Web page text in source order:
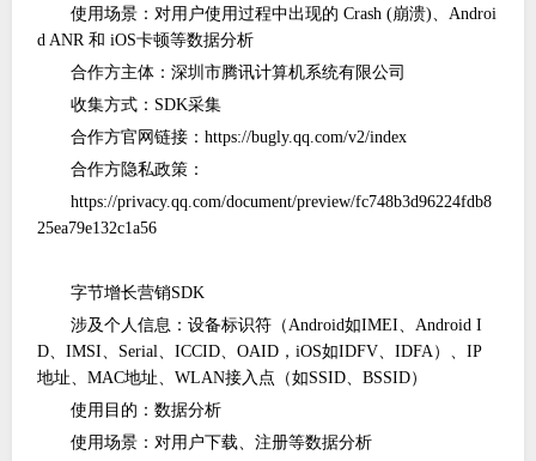
使用场景：对用户使用过程中出现的 Crash (崩溃)、Androi
d ANR 和 iOS卡顿等数据分析
合作方主体：深圳市腾讯计算机系统有限公司
收集方式： SDK采集
合作方官网链接：https://bugly.qq.com/v2/index
合作方隐私政策：
https://privacy.qq.com/document/preview/fc748b3d96224fdb8
25ea79e132c1a56
字节增长营销SDK
涉及个人信息：设备标识符（ Android如IMEI、Android I
D、IMSI、Serial、ICCID、OAID，iOS如IDFV、IDFA）、IP
地址、MAC地址、WLAN接入点（如SSID、BSSID）
使用目的：数据分析
使用场景：对用户下载、注册等数据分析